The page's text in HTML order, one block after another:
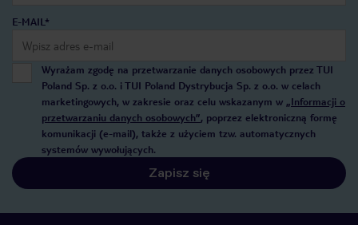
E-MAIL*
Wyrażam zgodę na przetwarzanie danych osobowych przez TUI
Poland Sp. z o.o. i TUI Poland Dystrybucja Sp. z o.o. w celach
marketingowych, w zakresie oraz celu wskazanym w „Informacji o
przetwarzaniu danych osobowych”, poprzez elektroniczną formę
komunikacji (e-mail), także z użyciem tzw. automatycznych
systemów wywołujących.
Zapisz się